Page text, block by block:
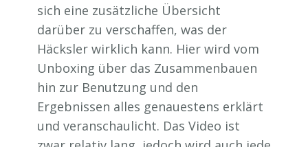
sich eine zusätzliche Übersicht
darüber zu verschaffen, was der
Häcksler wirklich kann. Hier wird vom
Unboxing über das Zusammenbauen
hin zur Benutzung und den
Ergebnissen alles genauestens erklärt
und veranschaulicht. Das Video ist